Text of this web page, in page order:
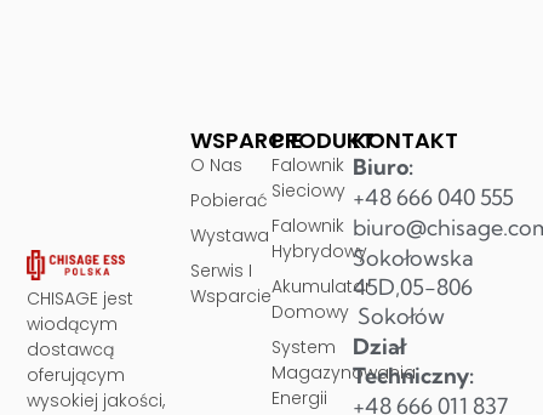
CHISAGE jest
wiodącym
dostawcą
oferującym
wysokiej jakości,
PRODUKT
Falownik
Sieciowy
Falownik
Hybrydowy
Akumulator
Domowy
System
Magazynowania
Energii
WSPARCIE
O Nas
Pobierać
Wystawa
Serwis I
Wsparcie
KONTAKT
Biuro:
+48 666 040 555
Sokołowska
45D,05-806
Sokołów
Dział
Techniczny:
+48 666 011 837